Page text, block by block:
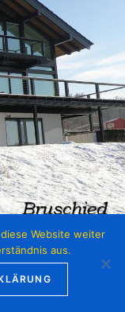
Website weiter
aus.